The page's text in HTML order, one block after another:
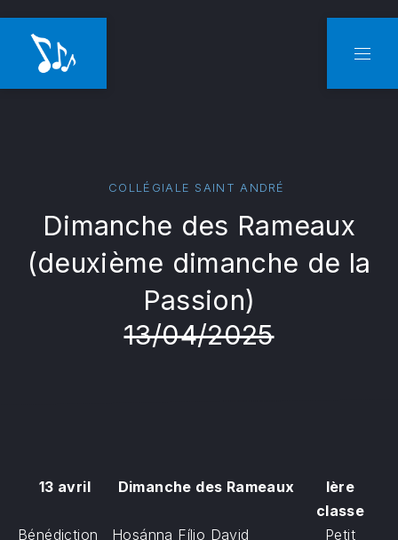
COLLÉGIALE SAINT ANDRÉ
Dimanche des Rameaux
(deuxième dimanche de la
Passion)
13/04/2025
13 avril Dimanche des Rameaux
Ière
classe
Bénédiction
Hosánna Fílio David
Petit